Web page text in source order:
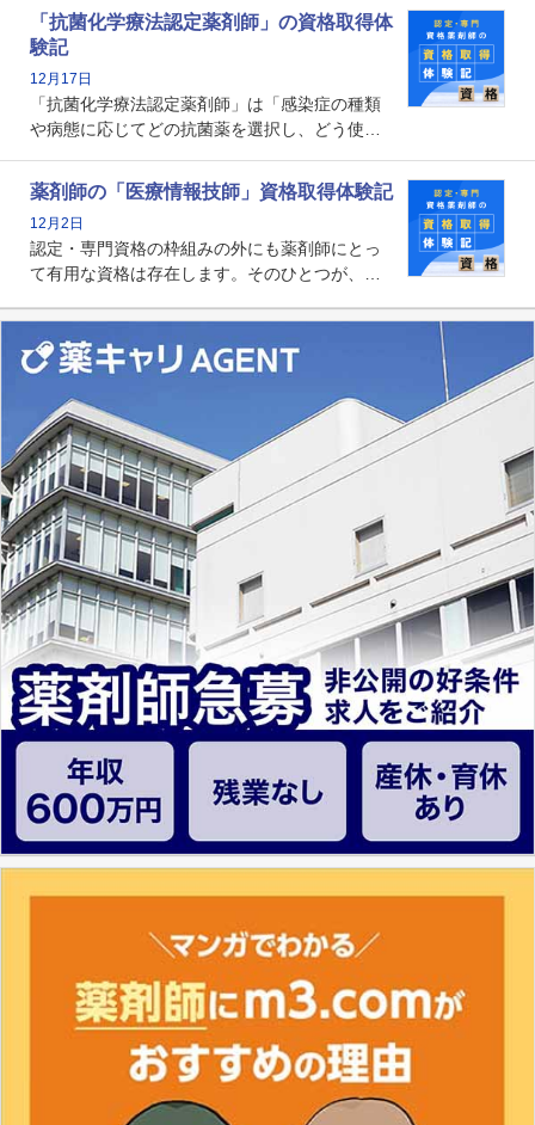
関する資格として、2009年に発足しました。薬
剤師の専門性を活かして高度化するがん医療に
貢献する姿は、今も病院薬剤師にとって一目置
かれる存在です。
「抗菌化学療法認定薬剤師」の資格取得体
験記
12月17日
「抗菌化学療法認定薬剤師」は「感染症の種類
や病態に応じてどの抗菌薬を選択し、どう使っ
る薬剤師です。現在、感染防止対策加算の施設
基準に専任の薬剤師配置が挙げられており、今
後は感染症領域で薬剤師に、より多くの役割が
求められる可能性もあります。
薬剤師の「医療情報技師」資格取得体験記
12月2日
認定・専門資格の枠組みの外にも薬剤師にとっ
て有用な資格は存在します。そのひとつが、
査データ、投薬歴など非常に多岐にわたる医療
データを利活用し、またシステム管理できるこ
とは、病院薬剤師を中心に大きな武器になりま
す。